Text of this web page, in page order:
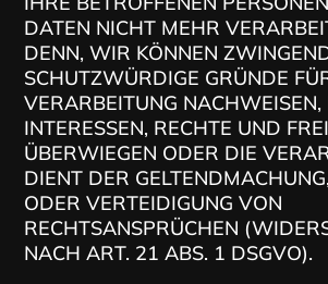
DATEN NICHT MEHR
DENN, WIR KÖNNEN
SCHUTZWÜRDIGE GRÜNDE
VERARBEITUNG NACHWEISEN,
INTERESSEN, RECHTE UND
ÜBERWIEGEN ODER DIE
DIENT DER
ODER VERTEIDIGUNG VON
RECHTSANSPRÜCHEN
NACH ART. 21 ABS. 1 DSGVO).